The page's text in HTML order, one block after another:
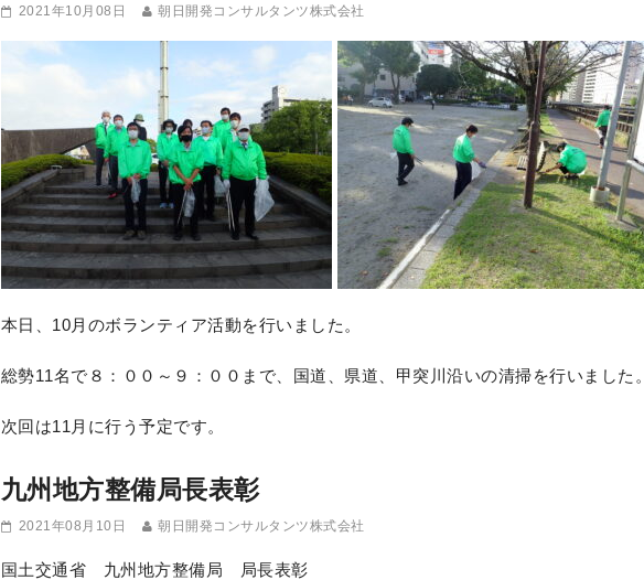
2021年10月08日 朝日開発コンサルタンツ株式会社
本日、10月のボランティア活動を行いました。
総勢11名で８：００～９：００まで、国道、県道、甲突川沿いの清掃を行いました。
次回は11月に行う予定です。
九州地方整備局長表彰
2021年08月10日 朝日開発コンサルタンツ株式会社
国土交通省 九州地方整備局 局長表彰